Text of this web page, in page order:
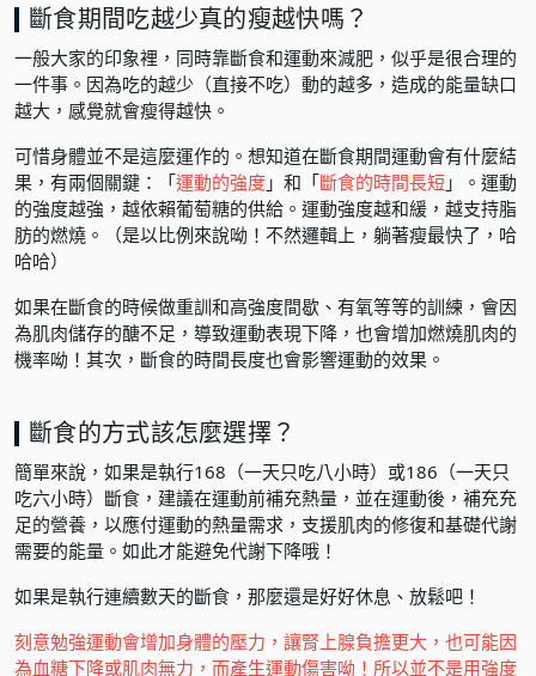
斷食期間吃越少真的瘦越快嗎？
一般大家的印象裡，同時靠斷食和運動來減肥，似乎是很合理的
一件事。因為吃的越少（直接不吃）動的越多，造成的能量缺口
越大，感覺就會瘦得越快。
可惜身體並不是這麼運作的。想知道在斷食期間運動會有什麼結
果，有兩個關鍵：「運動的強度 」和「斷食的時間長短 」。運動
的強度越強，越依賴葡萄糖的供給。運動強度越和緩，越支持脂
肪的燃燒。（是以比例來說呦！不然邏輯上，躺著瘦最快了，哈
哈哈）
如果在斷食的時候做重訓和高強度間歇、有氧等等的訓練，會因
為肌肉儲存的醣不足，導致運動表現下降，也會增加燃燒肌肉的
機率呦！其次，斷食的時間長度也會影響運動的效果。
斷食的方式該怎麼選擇？
簡單來說，如果是執行168（一天只吃八小時）或186（一天只
吃六小時）斷食，建議在運動前補充熱量，並在運動後，補充充
足的營養，以應付運動的熱量需求，支援肌肉的修復和基礎代謝
需要的能量。如此才能避免代謝下降哦！
如果是執行連續數天的斷食，那麼還是好好休息、放鬆吧！
刻意勉強運動會增加身體的壓力，讓腎上腺負擔更大，也可能因
為血糖下降或肌肉無力，而產生運動傷害呦！所以並不是用強度